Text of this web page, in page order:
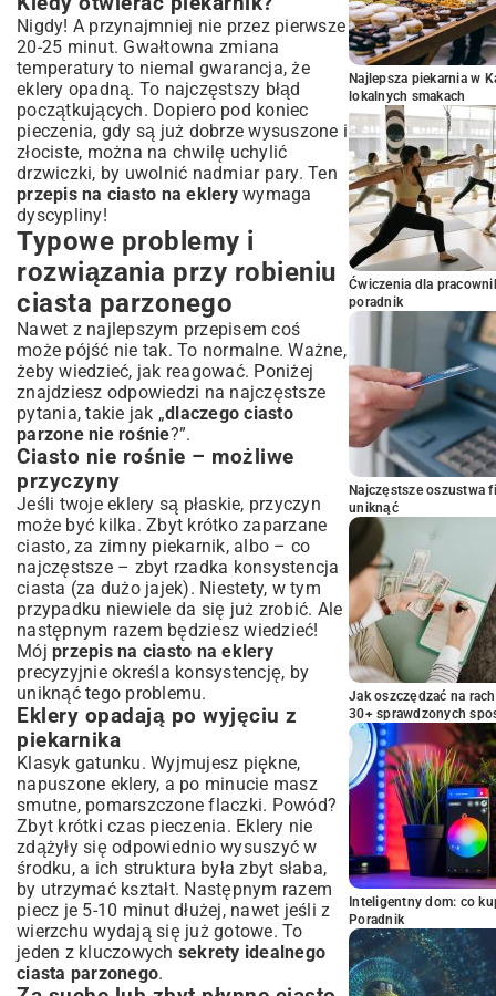
Nigdy! A przynajmniej nie przez pierwsze
20-25 minut. Gwałtowna zmiana
temperatury to niemal gwarancja, że
eklery opadną. To najczęstszy błąd
początkujących. Dopiero pod koniec
pieczenia, gdy są już dobrze wysuszone i
złociste, można na chwilę uchylić
drzwiczki, by uwolnić nadmiar pary. Ten
przepis na ciasto na eklerywymaga
dyscypliny!
Typowe problemy i
rozwiązania przy robieniu
ciasta parzonego
Nawet z najlepszym przepisem coś
może pójść nie tak. To normalne. Ważne,
żeby wiedzieć, jak reagować. Poniżej
znajdziesz odpowiedzi na najczęstsze
pytania, takie jak „dlaczego ciasto
parzone nie rośnie?”.
Ciasto nie rośnie – możliwe
przyczyny
Jeśli twoje eklery są płaskie, przyczyn
może być kilka. Zbyt krótko zaparzane
ciasto, za zimny piekarnik, albo – co
najczęstsze – zbyt rzadka konsystencja
ciasta (za dużo jajek). Niestety, w tym
przypadku niewiele da się już zrobić. Ale
następnym razem będziesz wiedzieć!
Mój przepis na ciasto na eklery
precyzyjnie określa konsystencję, by
uniknąć tego problemu.
Eklery opadają po wyjęciu z
piekarnika
Klasyk gatunku. Wyjmujesz piękne,
napuszone eklery, a po minucie masz
smutne, pomarszczone flaczki. Powód?
Zbyt krótki czas pieczenia. Eklery nie
zdążyły się odpowiednio wysuszyć w
środku, a ich struktura była zbyt słaba,
by utrzymać kształt. Następnym razem
piecz je 5-10 minut dłużej, nawet jeśli z
wierzchu wydają się już gotowe. To
jeden z kluczowych sekrety idealnego
ciasta parzonego.
Najlepsza piekarnia w
lokalnych smakach
Ćwiczenia dla
poradnik
Najczęstsze oszustwa
uniknąć
Jak oszczędzać na
30+ sprawdzonych
Inteligentny dom: co
Poradnik